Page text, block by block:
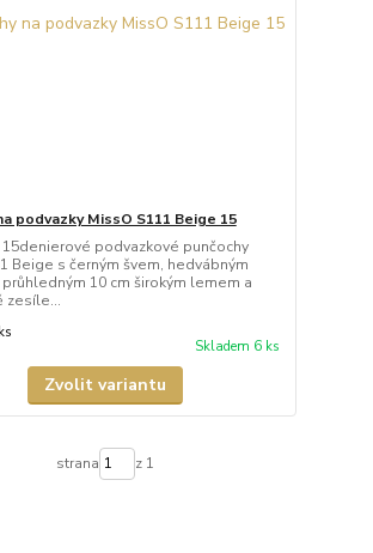
podvazky MissO S111 Beige 15
podvazkové punčochy
Beige s černým švem, hedvábným
10 cm širokým lemem a
zesíle...
Skladem 6 ks
Zvolit variantu
strana z 1